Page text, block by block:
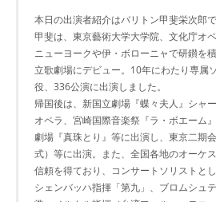
本日の出演者紹介はバリトン甲斐栄次郎で
甲斐は、東京藝術大学大学院、文化庁オ
ニューヨークや伊・ボローニャで研鑚を
立歌劇場にデビュー。10年にわたり専属
役、336公演に出演しました。
帰国後は、新国立劇場『蝶々夫人』シャ
オペラ、宮崎国際音楽祭『ラ・ボエーム
劇場『真珠とり』等に出演し、東京二期
式）等に出演。また、全国各地のオーケ
信頼を得ており、コンサートソリストと
シェンバッハ指揮「第九」、ブロムシュ